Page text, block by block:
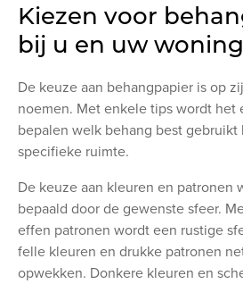
Kiezen voor
bij u en uw
De keuze aan behangpapier is op
noemen. Met enkele tips wordt het
bepalen welk behang best gebruikt
specifieke ruimte.
De keuze aan kleuren en patronen
bepaald door de gewenste sfeer.
effen patronen wordt een rustige
felle kleuren en drukke patronen
opwekken. Donkere kleuren en